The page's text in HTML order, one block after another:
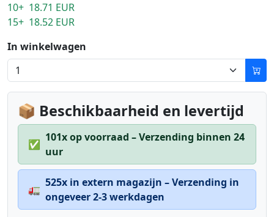
10+ 18.71 EUR
15+ 18.52 EUR
In winkelwagen
📦 Beschikbaarheid en levertijd
✅
101x op voorraad – Verzending binnen 24
uur
🚛
525x in extern magazijn – Verzending in
ongeveer 2-3 werkdagen